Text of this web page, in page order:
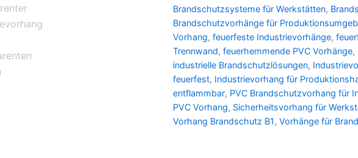
Brandschutzsysteme für Werkstätten,
Brandschutzvorhänge für
Vorhang, feuerfeste Industrievorhänge,
Trennwand, feuerhemmende PVC Vorhänge,
industrielle Brandschutzlösungen,
feuerfest, Industrievorhang für
entflammbar, PVC Brandschutzvorhang für
PVC Vorhang, Sicherheitsvorhang für
Vorhang Brandschutz B1, Vorhänge für